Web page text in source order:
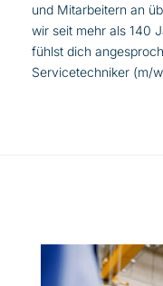
und Mitarbeitern an
wir seit mehr als 140
fühlst dich
Servicetechniker (m/